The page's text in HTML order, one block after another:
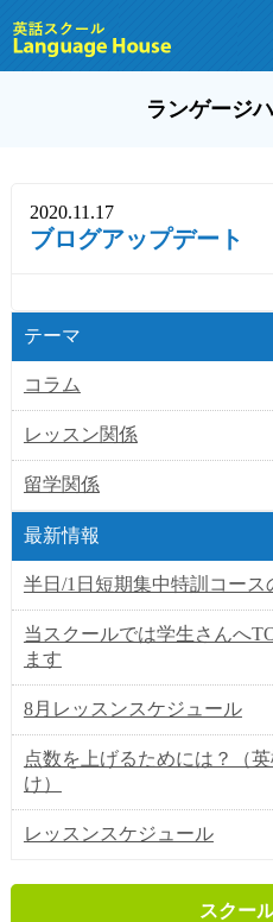
ランゲージ
2020.11.17
ブログアップデート
テーマ
コラム
レッスン関係
留学関係
最新情報
半日/1日短期集中特訓コース
当スクールでは学生さんへ
ます
8月レッスンスケジュール
点数を上げるためには？（
け）
レッスンスケジュール
スクー